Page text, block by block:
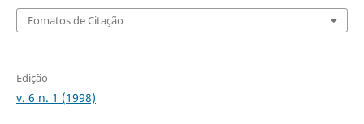
Fomatos de Citação
Edição
v. 6 n. 1 (1998)